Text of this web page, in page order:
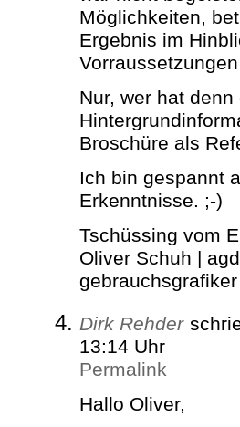
Möglichkeiten,
Ergebnis im
Nur, wer hat denn
Broschüre als
Ich bin gespannt
Erkenntnisse. ;-)
Tschüssing vom
Oliver Schuh |
gebrauchsgrafiker
Dirk Rehder
13:14 Uhr
Permalink
Hallo Oliver,